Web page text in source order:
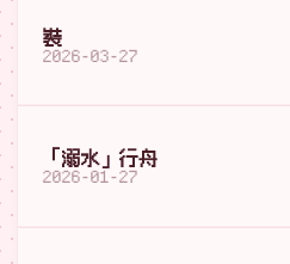
裝
2026-03-27
「溺水」行舟
2026-01-27